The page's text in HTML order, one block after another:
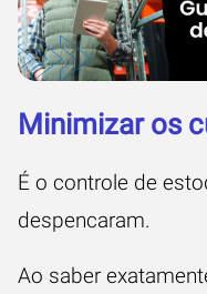
Minimizar os
É o controle de
despencaram.
Ao saber